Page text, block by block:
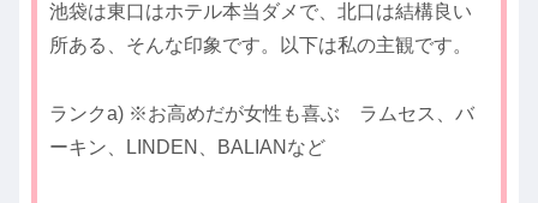
池袋は東口はホテル本当ダメで、北口は結構良い
所ある、そんな印象です。以下は私の主観です。
ランクa) ※お高めだが女性も喜ぶ ラムセス、バ
ーキン、LINDEN、BALIANなど